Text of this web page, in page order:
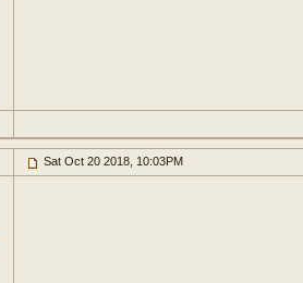
Sat Oct 20 2018, 10:03PM